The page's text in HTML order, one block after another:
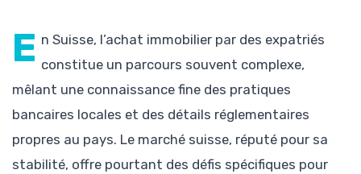
E n Suisse, l’achat immobilier par des expatriés
constitue un parcours souvent complexe,
mêlant une connaissance fine des pratiques
bancaires locales et des détails réglementaires
propres au pays. Le marché suisse, réputé pour sa
stabilité, offre pourtant des défis spécifiques pour